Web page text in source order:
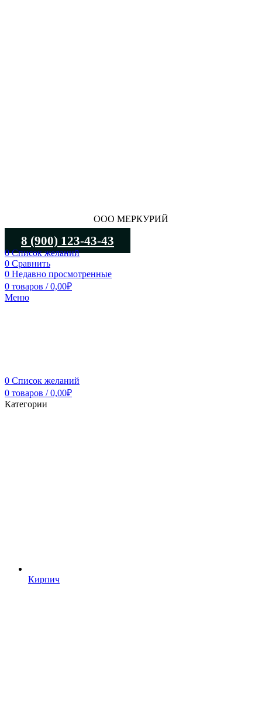
ООО МЕРКУРИЙ
8 (900) 123-43-43
0Список желаний
0 Сравнить
0 Недавно просмотренные
0 товаров / 0,00₽
Меню
0 Список желаний
0 товаров / 0,00₽
Категории
Кирпич